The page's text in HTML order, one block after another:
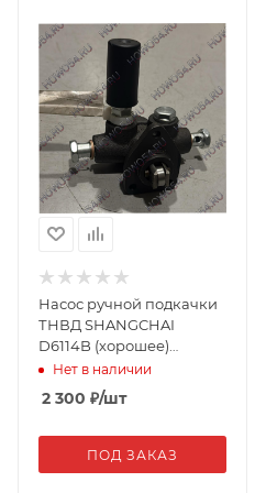
Насос ручной подкачки
ТНВД SHANGCHAI
D6114B (хорошее)
SP/KF2204.5J2/GYD260
Нет в наличии
2 300 ₽/шт
ПОД ЗАКАЗ